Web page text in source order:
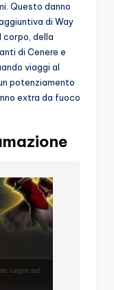
Questo danno
di Way
corpo, della
di Cenere e
viaggi al
potenziamento
extra da fuoco